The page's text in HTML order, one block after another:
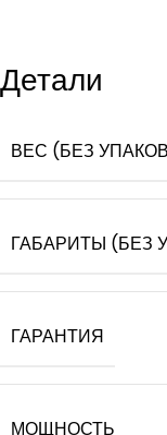
Детали
ВЕС (БЕЗ
ГАБАРИТЫ (БЕЗ
ГАРАНТИЯ
МОЩНОСТЬ